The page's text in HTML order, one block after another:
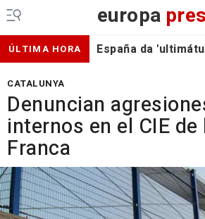
europa
ÚLTIMA HORA España da
CATALUNYA
Denuncian
internos en el CIE de
Franca